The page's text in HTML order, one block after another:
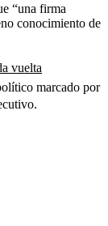
“una firma
conocimiento de
vuelta
marcado por